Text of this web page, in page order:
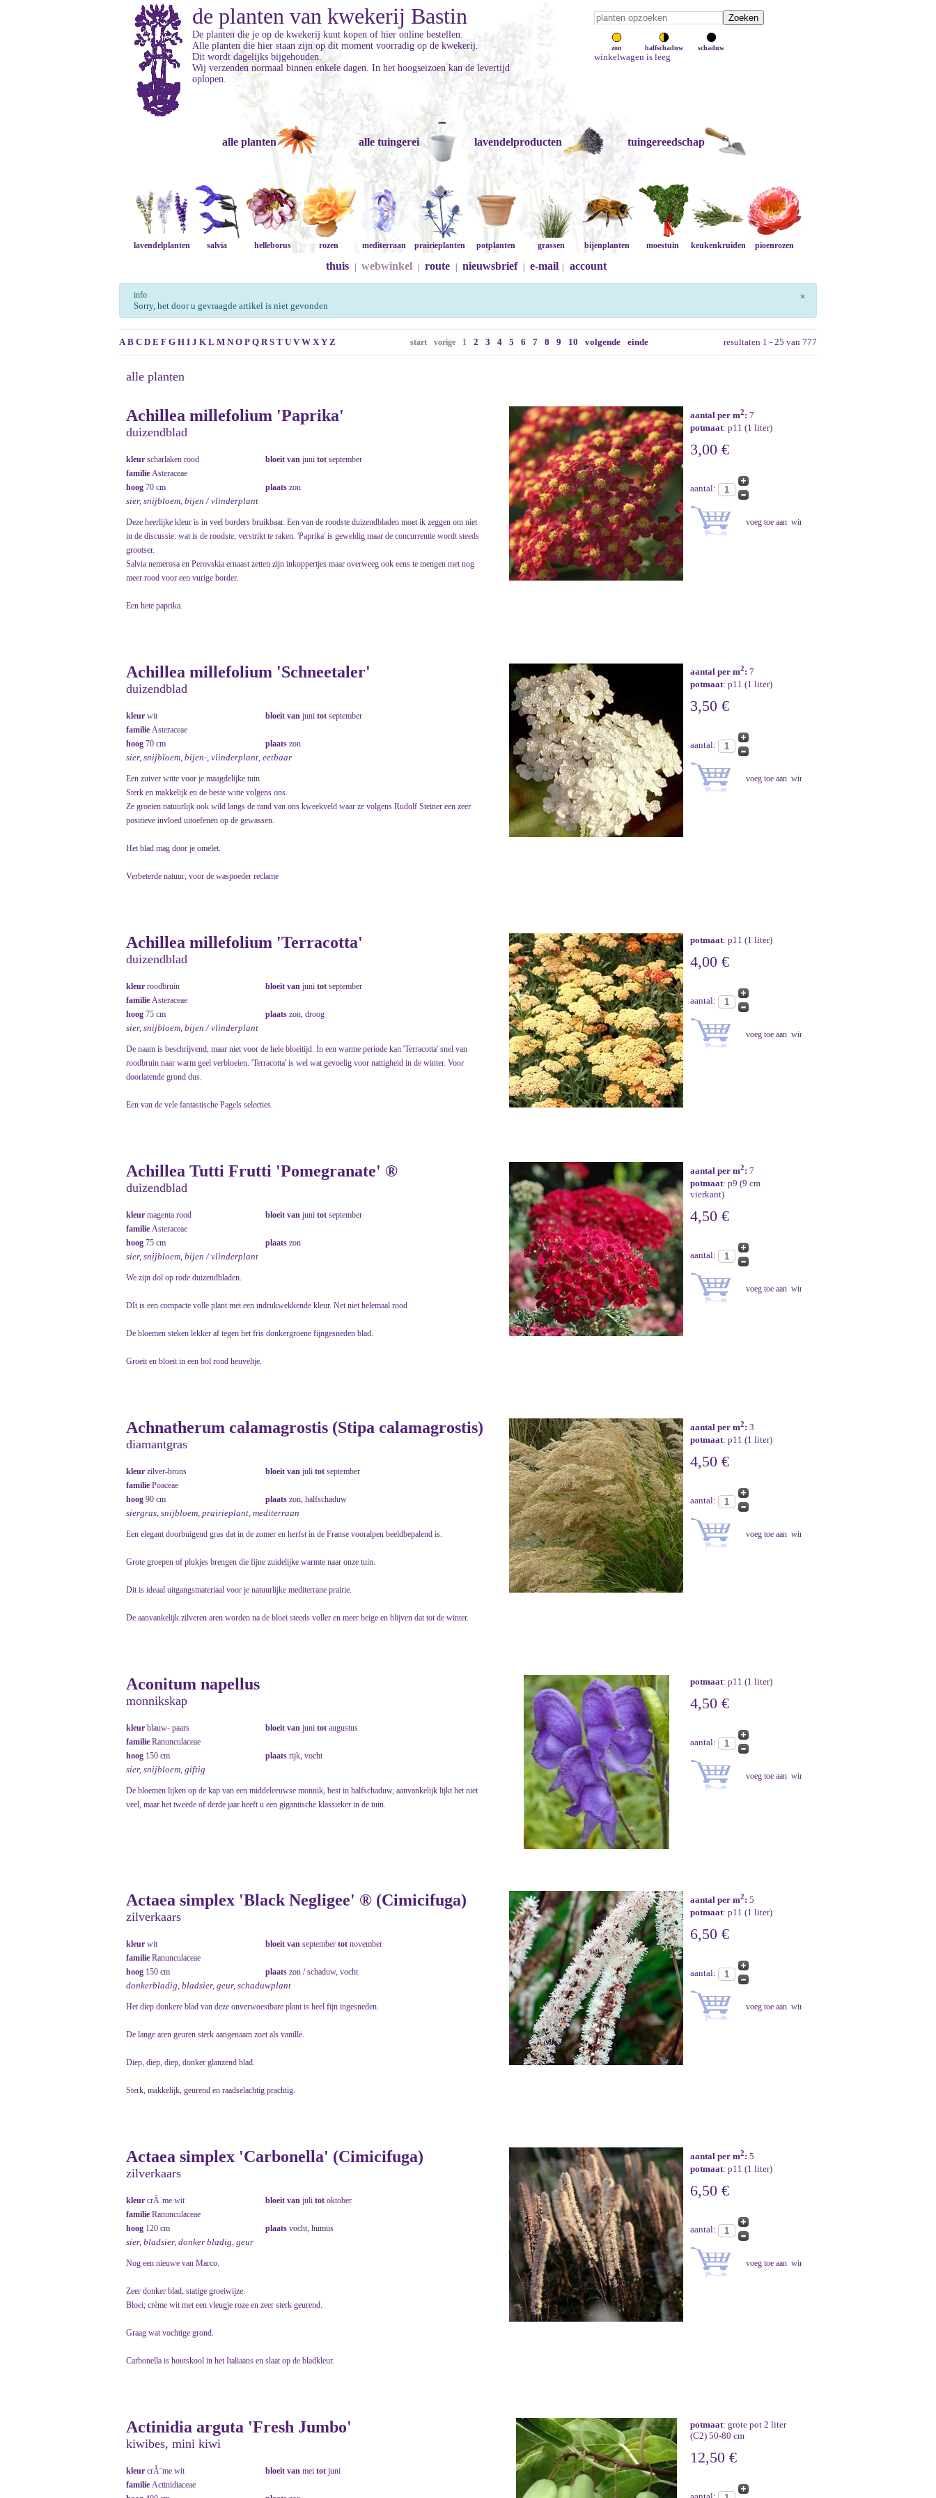
zon halfschaduw schaduw
winkelwagen is leeg
de planten van kwekerij Bastin
De planten die je op de kwekerij kunt kopen of hier online bestellen.
Alle planten die hier staan zijn op dit moment voorradig op de kwekerij.
Dit wordt dagelijks bijgehouden.
Wij verzenden normaal binnen enkele dagen. In het hoogseizoen kan de levertijd
oplopen.
alle planten alle tuingerei lavendelproducten tuingereedschap
lavendelplanten salvia helleborus rozen mediterraan prairieplanten potplanten grassen bijenplanten moestuin keukenkruiden pioenrozen
thuis webwinkel route nieuwsbrief e-mail account
×
info
Sorry, het door u gevraagde artikel is niet gevonden
A B C D E F G H I J K L M N O P Q R S T U V W X Y Z resultaten 1 - 25 van 777
start vorige 1 2 3 4 5 6 7 8 9 10 volgende einde
alle planten
Achillea millefolium 'Paprika'
duizendblad
kleur scharlaken rood bloeit van juni tot september
familie Asteraceae
hoog 70 cm plaats zon
sier, snijbloem, bijen / vlinderplant
Deze heerlijke kleur is in veel borders bruikbaar. Een van de roodste duizendbladen moet ik zeggen om niet
in de discussie: wat is de roodste, verstrikt te raken. 'Paprika' is geweldig maar de concurrentie wordt steeds
grootser.
Salvia nemerosa en Perovskia ernaast zetten zijn inkoppertjes maar overweeg ook eens te mengen met nog
meer rood voor een vurige border.
Een hete paprika.
aantal per m2: 7
potmaat: p11 (1 liter)
3,00 €
aantal:
Achillea millefolium 'Schneetaler'
duizendblad
kleur wit bloeit van juni tot september
familie Asteraceae
hoog 70 cm plaats zon
sier, snijbloem, bijen-, vlinderplant, eetbaar
Een zuiver witte voor je maagdelijke tuin.
Sterk en makkelijk en de beste witte volgens ons.
Ze groeien natuurlijk ook wild langs de rand van ons kweekveld waar ze volgens Rudolf Steiner een zeer
positieve invloed uitoefenen op de gewassen.
Het blad mag door je omelet.
Verbeterde natuur, voor de waspoeder reclame
aantal per m2: 7
potmaat: p11 (1 liter)
3,50 €
aantal:
Achillea millefolium 'Terracotta'
duizendblad
kleur roodbruin bloeit van juni tot september
familie Asteraceae
hoog 75 cm plaats zon, droog
sier, snijbloem, bijen / vlinderplant
De naam is beschrijvend, maar niet voor de hele bloeitijd. In een warme periode kan 'Terracotta' snel van
roodbruin naar warm geel verbloeien. 'Terracotta' is wel wat gevoelig voor nattigheid in de winter. Voor
doorlatende grond dus.
Een van de vele fantastische Pagels selecties.
potmaat: p11 (1 liter)
4,00 €
aantal:
Achillea Tutti Frutti 'Pomegranate' ®
duizendblad
kleur magenta rood bloeit van juni tot september
familie Asteraceae
hoog 75 cm plaats zon
sier, snijbloem, bijen / vlinderplant
We zijn dol op rode duizendbladen.
DIt is een compacte volle plant met een indrukwekkende kleur. Net niet helemaal rood
De bloemen steken lekker af tegen het fris donkergroene fijngesneden blad.
Groeit en bloeit in een bol rond heuveltje.
aantal per m2: 7
potmaat: p9 (9 cm
vierkant)
4,50 €
aantal:
Achnatherum calamagrostis (Stipa calamagrostis)
diamantgras
kleur zilver-brons bloeit van juli tot september
familie Poaceae
hoog 90 cm plaats zon, halfschaduw
siergras, snijbloem, prairieplant, mediterraan
Een elegant doorbuigend gras dat in de zomer en herfst in de Franse vooralpen beeldbepalend is.
Grote groepen of plukjes brengen die fijne zuidelijke warmte naar onze tuin.
Dit is ideaal uitgangsmateriaal voor je natuurlijke mediterrane prairie.
De aanvankelijk zilveren aren worden na de bloei steeds voller en meer beige en blijven dat tot de winter.
aantal per m2: 3
potmaat: p11 (1 liter)
4,50 €
aantal:
Aconitum napellus
monnikskap
kleur blauw- paars bloeit van juni tot augustus
familie Ranunculaceae
hoog 150 cm plaats rijk, vocht
sier, snijbloem, giftig
De bloemen lijken op de kap van een middeleeuwse monnik, best in halfschaduw, aanvankelijk lijkt het niet
veel, maar het tweede of derde jaar heeft u een gigantische klassieker in de tuin.
potmaat: p11 (1 liter)
4,50 €
aantal:
Actaea simplex 'Black Negligee' ® (Cimicifuga)
zilverkaars
kleur wit bloeit van september tot november
familie Ranunculaceae
hoog 150 cm plaats zon / schaduw, vocht
donkerbladig, bladsier, geur, schaduwplant
Het diep donkere blad van deze onverwoestbare plant is heel fijn ingesneden.
De lange aren geuren sterk aangenaam zoet als vanille.
Diep, diep, diep, donker glanzend blad.
Sterk, makkelijk, geurend en raadselachtig prachtig.
aantal per m2: 5
potmaat: p11 (1 liter)
6,50 €
aantal:
Actaea simplex 'Carbonella' (Cimicifuga)
zilverkaars
kleur crÃ¨me wit bloeit van juli tot oktober
familie Ranunculaceae
hoog 120 cm plaats vocht, humus
sier, bladsier, donker bladig, geur
Nog een nieuwe van Marco.
Zeer donker blad, statige groeiwijze.
Bloei; crème wit met een vleugje roze en zeer sterk geurend.
Graag wat vochtige grond.
Carbonella is houtskool in het Italiaans en slaat op de bladkleur.
aantal per m2: 5
potmaat: p11 (1 liter)
6,50 €
aantal:
Actinidia arguta 'Fresh Jumbo'
kiwibes, mini kiwi
kleur crÃ¨me wit bloeit van mei tot juni
familie Actinidiaceae
potmaat: grote pot 2 liter
(C2) 50-80 cm
12,50 €